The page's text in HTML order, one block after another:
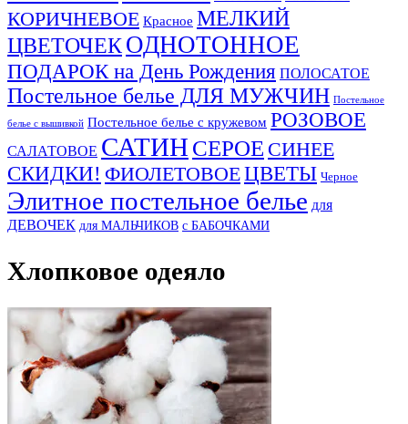
КОРИЧНЕВОЕ Красное МЕЛКИЙ
ЦВЕТОЧЕКОДНОТОННОЕ
ПОДАРОК на День Рождения ПОЛОСАТОЕ
Постельное белье ДЛЯ МУЖЧИН Постельное
белье с вышивкой Постельное белье с кружевом РОЗОВОЕ
САЛАТОВОЕ САТИН СЕРОЕ СИНЕЕ
СКИДКИ! ФИОЛЕТОВОЕЦВЕТЫ Черное
Элитное постельное белье для
ДЕВОЧЕК для МАЛЬЧИКОВ с БАБОЧКАМИ
Хлопковое одеяло